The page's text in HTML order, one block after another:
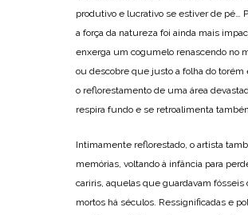
produtivo e lucrativo se estiver de pé…
a força da natureza foi ainda mais
enxerga um cogumelo renascendo no
ou descobre que justo a folha do
o reflorestamento de uma área
respira fundo e se retroalimenta
Intimamente reflorestado, o artista
memórias, voltando à infância para
cariris, aquelas que guardavam fósseis
mortos há séculos. Ressignificadas e